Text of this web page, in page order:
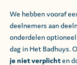
We hebben vooraf
deelnemers aan
onderdelen optioneel
dag in Het Badhuys.
je niet verplichten